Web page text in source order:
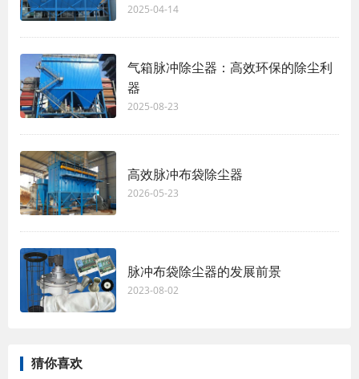
2025-04-14
气箱脉冲除尘器：高效环保的除尘利
器
2025-08-23
高效脉冲布袋除尘器
2026-05-23
脉冲布袋除尘器的发展前景
2023-08-02
猜你喜欢